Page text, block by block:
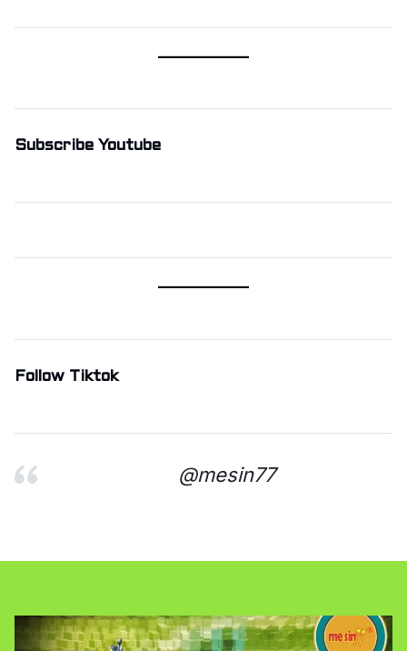
Subscribe Youtube
Follow Tiktok
@mesin77